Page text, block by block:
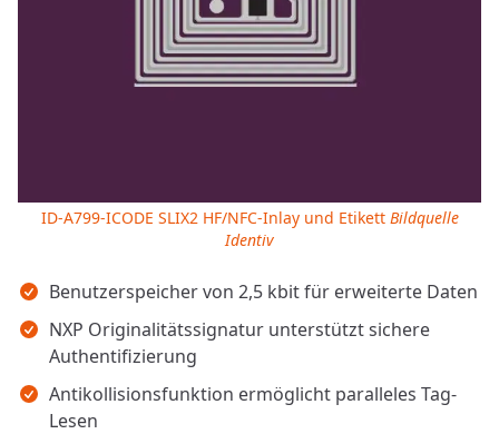
Wichtigste Erkenntnisse
Benutzerspeicher von 2,5 kbit für erweiterte Daten
NXP Originalitätssignatur unterstützt sichere
Authentifizierung
Antikollisionsfunktion ermöglicht paralleles Tag-
Lesen
ID-A799-ICODE SLIX2 HF/NFC-Inlay und Etikett Bildquelle
Identiv